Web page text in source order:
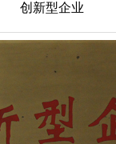
创新型企业